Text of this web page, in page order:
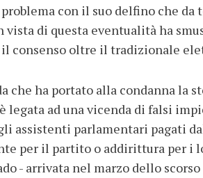
con il suo delfino che da
vista di questa eventualità ha
consenso oltre il tradizionale
che ha portato alla condanna la
legata ad una vicenda di falsi
assistenti parlamentari pagati
per il partito o addirittura per i
- arrivata nel marzo dello